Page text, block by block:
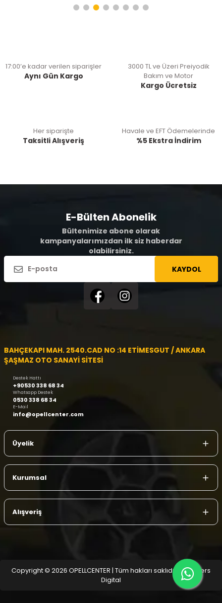
17:00’e kadar verilen siparişler
Aynı Gün Kargo
3000 TL ve Üzeri Preiyodik
Bakım ve Motor
Kargo Ücretsiz
Her siparişte
Taksitli Alışveriş
Havale ve EFT Ödemelerinde
%5 Ekstra İndirim
E-Bülten Abonelik
Bültenimize abone olarak
kampanyalarımızdan ilk siz haberdar
olabilirsiniz.
KAYDOL
BAHÇEKAPI MAH. 2540.CAD NO :14 ETİMESGUT / ANKARA
ŞAŞMAZ OTO SANAYİ SİTESİ
Destek Hattı
+90530 338 68 34
Whatsapp Destek
0530 338 68 34
E-Mail
info@opellcenter.com
Üyelik
Kurumsal
Alışveriş
Copyright © 2026 OPELLCENTER | Tüm hakları saklıdır.
| Reliefers
Digital